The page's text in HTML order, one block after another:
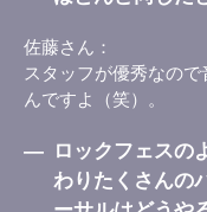
佐藤さん
スタッフが優秀なの
んですよ（笑）。
― ロックフェスの
わりたくさんの